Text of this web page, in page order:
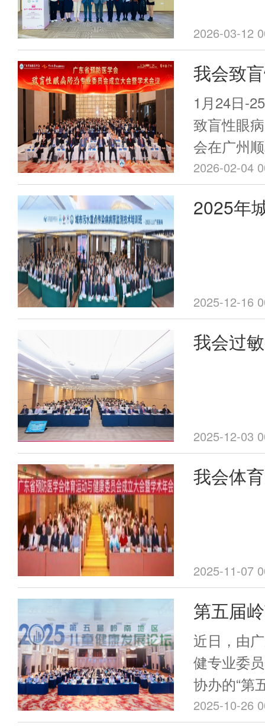
会议顺
2026-03-12
我会致
员会成
办
1月24日-
致盲性眼
会在广州
明、广东
免疫规划
出席会议
立。
2026-02-04
2025年
2025-12-16
我会过
2025-12-03
我会体
2025-11-07
第五届
展交流
近日，由
健专业委
协办的“第
发展论坛”
2025-10-26